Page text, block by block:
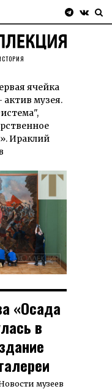
ячейка
музея.
Ираклий
«Осада
в
музеев